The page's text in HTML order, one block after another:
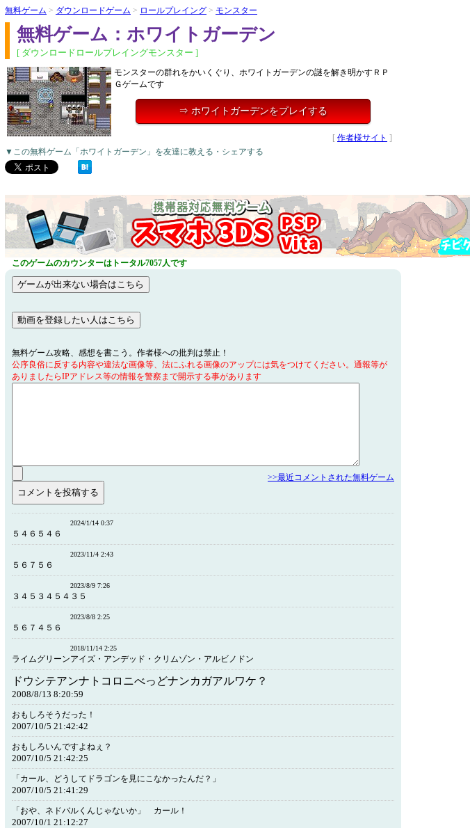
無料ゲーム > ダウンロードゲーム > ロールプレイング > モンスター
無料ゲーム：ホワイトガーデン
[ ダウンロードロールプレイングモンスター ]
モンスターの群れをかいくぐり、ホワイトガーデンの謎を解き明かすＲＰ
Ｇゲームです
⇒ ホワイトガーデンをプレイする
[ 作者様サイト ]
▼この無料ゲーム「ホワイトガーデン」を友達に教える・シェアする
このゲームのカウンターはトータル7057人です
無料ゲーム攻略、感想を書こう。作者様への批判は禁止！
公序良俗に反する内容や違法な画像等、法にふれる画像のアップには気をつけてください。通報等が
ありましたらIPアドレス等の情報を警察まで開示する事があります
>>最近コメントされた無料ゲーム
2024/1/14 0:37
５４６５４６
2023/11/4 2:43
５６７５６
2023/8/9 7:26
３４５３４５４３５
2023/8/8 2:25
５６７４５６
2018/11/14 2:25
ライムグリーンアイズ・アンデッド・クリムゾン・アルビノドン
ドウシテアンナトコロニべっどナンカガアルワケ？
2008/8/13 8:20:59
おもしろそうだった！
2007/10/5 21:42:42
おもしろいんですよねぇ？
2007/10/5 21:42:25
「カール、どうしてドラゴンを見にこなかったんだ？」
2007/10/5 21:41:29
「おや、ネドバルくんじゃないか」 カール！
2007/10/1 21:12:27